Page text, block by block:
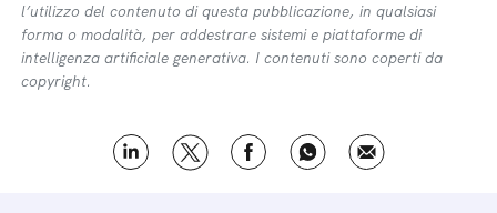
l’utilizzo del contenuto di questa pubblicazione, in qualsiasi
forma o modalità, per addestrare sistemi e piattaforme di
intelligenza artificiale generativa. I contenuti sono coperti da
copyright.